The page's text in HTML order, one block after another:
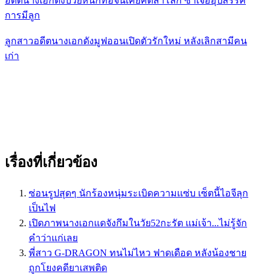
การมีลูก
ลูกสาวอดีตนางเอกดังมูฟออนเปิดตัวรักใหม่ หลังเลิกสามีคน
เก่า
เรื่องที่เกี่ยวข้อง
ซ่อนรูปสุดๆ นักร้องหนุ่มระเบิดความเเซ่บ เซ็ตนี้ไอจีลุก
เป็นไฟ
เปิดภาพนางเอกแดจังกึมในวัย52กะรัต แม่เจ้า...ไม่รู้จัก
คำว่าแก่เลย
พี่สาว G-DRAGON​ ทนไม่ไหว ฟาดเดือด หลังน้องชาย
ถูกโยงคดียาเสพติด